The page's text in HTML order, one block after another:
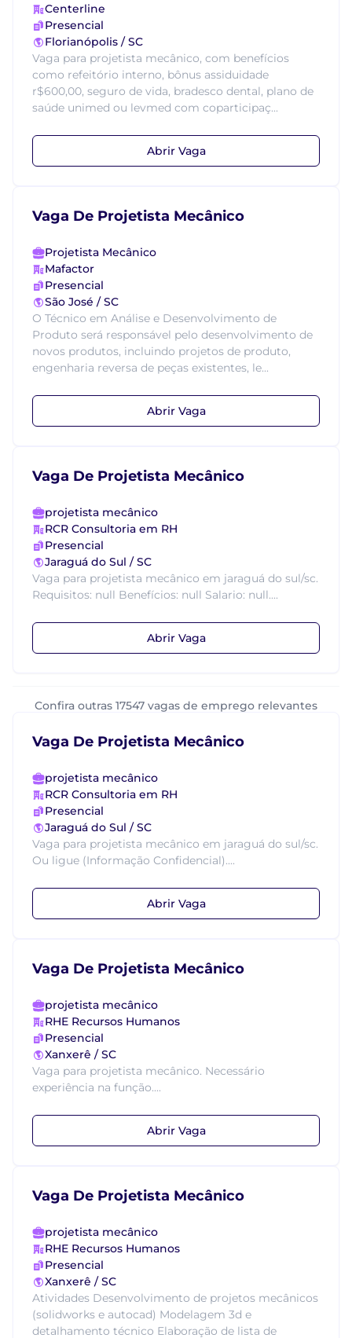
Centerline
Presencial
Florianópolis / SC
Vaga para projetista mecânico, com benefícios
como refeitório interno, bônus assiduidade
r$600,00, seguro de vida, bradesco dental, plano de
saúde unimed ou levmed com coparticipaç...
Abrir Vaga
Vaga De Projetista Mecânico
Projetista Mecânico
Mafactor
Presencial
São José / SC
O Técnico em Análise e Desenvolvimento de
Produto será responsável pelo desenvolvimento de
novos produtos, incluindo projetos de produto,
engenharia reversa de peças existentes, le...
Abrir Vaga
Vaga De Projetista Mecânico
projetista mecânico
RCR Consultoria em RH
Presencial
Jaraguá do Sul / SC
Vaga para projetista mecânico em jaraguá do sul/sc.
Requisitos: null Benefícios: null Salario: null....
Abrir Vaga
Confira outras 17547 vagas de emprego relevantes
Vaga De Projetista Mecânico
projetista mecânico
RCR Consultoria em RH
Presencial
Jaraguá do Sul / SC
Vaga para projetista mecânico em jaraguá do sul/sc.
Ou ligue (Informação Confidencial)....
Abrir Vaga
Vaga De Projetista Mecânico
projetista mecânico
RHE Recursos Humanos
Presencial
Xanxerê / SC
Vaga para projetista mecânico. Necessário
experiência na função....
Abrir Vaga
Vaga De Projetista Mecânico
projetista mecânico
RHE Recursos Humanos
Presencial
Xanxerê / SC
Atividades Desenvolvimento de projetos mecânicos
(solidworks e autocad) Modelagem 3d e
detalhamento técnico Elaboração de lista de